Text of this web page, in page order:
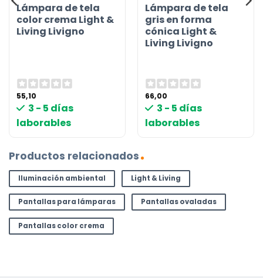
Lámpara de tela
color crema Light &
Living Livigno
55,10
3 - 5 días
laborables
Lámpara de tela
gris en forma
cónica Light &
Living Livigno
66,00
3 - 5 días
laborables
Productos relacionados
Iluminación ambiental Light & Living
Pantallas para lámparas Pantallas ovaladas
Pantallas color crema